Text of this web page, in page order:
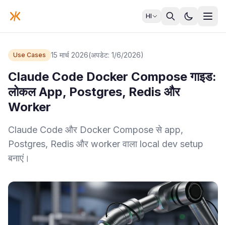
HI
Use Cases 15 मार्च 2026(अपडेट: 1/6/2026)
Claude Code Docker Compose गाइड:
लोकल App, Postgres, Redis और
Worker
Claude Code और Docker Compose से app,
Postgres, Redis और worker वाला local dev setup
बनाएं।